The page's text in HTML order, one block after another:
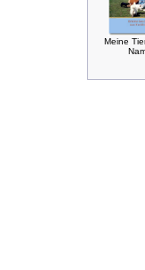
Meine